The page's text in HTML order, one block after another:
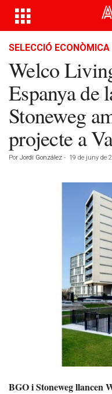
SELECCIÓ ECONÒMICA
Welco
Espanya de
Stoneweg
projecte a
Por Jordi González - 19 de juny de
BGO i Stoneweg llancen